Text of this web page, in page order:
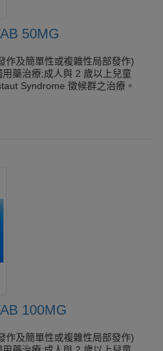
50MG
作及簡單性或複雜性局部發作)
藥治療;成人與 2 歲以上兒童
Syndrome 徵候群之治療。
100MG
作及簡單性或複雜性局部發作)